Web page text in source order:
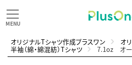
オリジナルTシャツ作成プラスワン オ
半袖（綿・綿混紡）Tシャツ 7.1oz オー